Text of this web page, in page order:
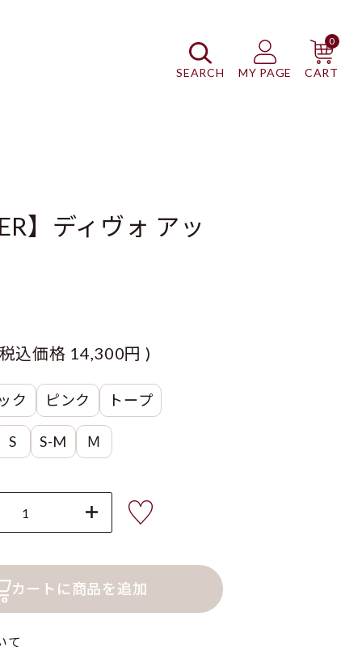
SEARCH MY PAGE CART
0
】ディヴォ アッ
込価格 14,300円 )
ク ピンク トープ
S S-M Ｍ
カートに商品を追加
て